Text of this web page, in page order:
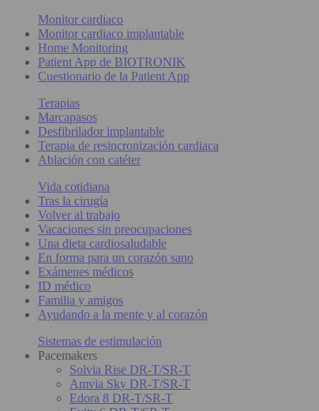
Monitor cardiaco
Monitor cardiaco implantable
Home Monitoring
Patient App de BIOTRONIK
Cuestionario de la Patient App
Terapias
Marcapasos
Desfibrilador implantable
Terapia de resincronización cardiaca
Ablación con catéter
Vida cotidiana
Tras la cirugía
Volver al trabajo
Vacaciones sin preocupaciones
Una dieta cardiosaludable
En forma para un corazón sano
Exámenes médicos
ID médico
Familia y amigos
Ayudando a la mente y al corazón
Sistemas de estimulación
Pacemakers
Solvia Rise DR-T/SR-T
Amvia Sky DR-T/SR-T
Edora 8 DR-T/SR-T